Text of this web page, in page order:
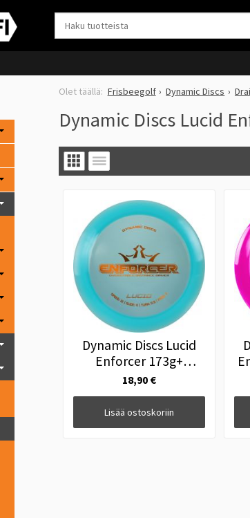
Frisbeegolf Dynamic Discs
Dynamic Discs Lucid
Dynamic Discs Lucid
Enforcer 173g+
Turkoosi
18,90 €
Lisää ostoskoriin